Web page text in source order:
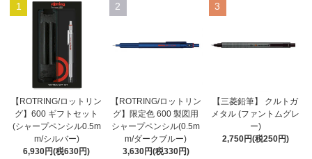
1
【ROTRING/ロットリン
グ】600 ギフトセット
(シャープペンシル0.5m
m/シルバー)
6,930円(税630円)
2
【ROTRING/ロットリン
グ】限定色 600 製図用
シャープペンシル(0.5m
m/ダークブルー)
3,630円(税330円)
3
【三菱鉛筆】 クルトガ
メタル (ファントムグレ
ー)
2,750円(税250円)